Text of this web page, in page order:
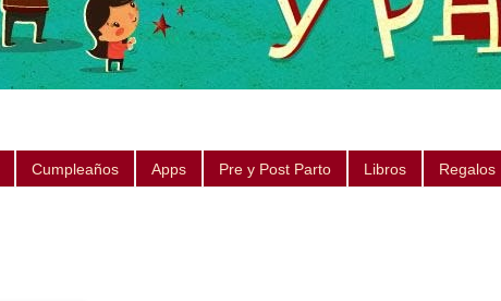
Cumpleaños Apps Pre y Post Parto Libros Regalos